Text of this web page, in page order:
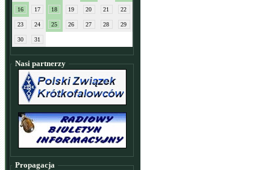
16 17 18 19 20 21 22
23 24 25 26 27 28 29
30 31
Nasi partnerzy
Propagacja